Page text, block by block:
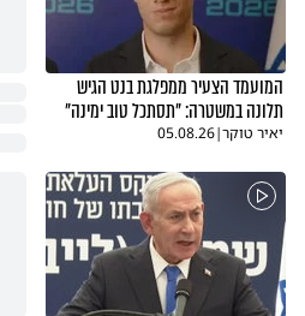
המועמד הצעיר ממפלגת בנט הגיש
תלונה במשטרה: "תסתכל טוב ימינה"
יאיר טוקר|
05.08.26